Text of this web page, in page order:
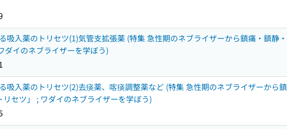
吸入薬のトリセツ(1)気管支拡張薬 (特集 急性期のネブライザーから鎮痛・鎮静
ダイのネブライザーを学ぼう)
吸入薬のトリセツ(2)去痰薬、喀痰調整薬など (特集 急性期のネブライザーから
セツ」 ; ワダイのネブライザーを学ぼう)